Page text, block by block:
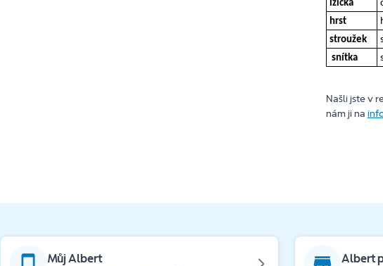
lžička
hrst
stroužek
snítka
Našli jste v
nám ji na
Můj Albert Albert